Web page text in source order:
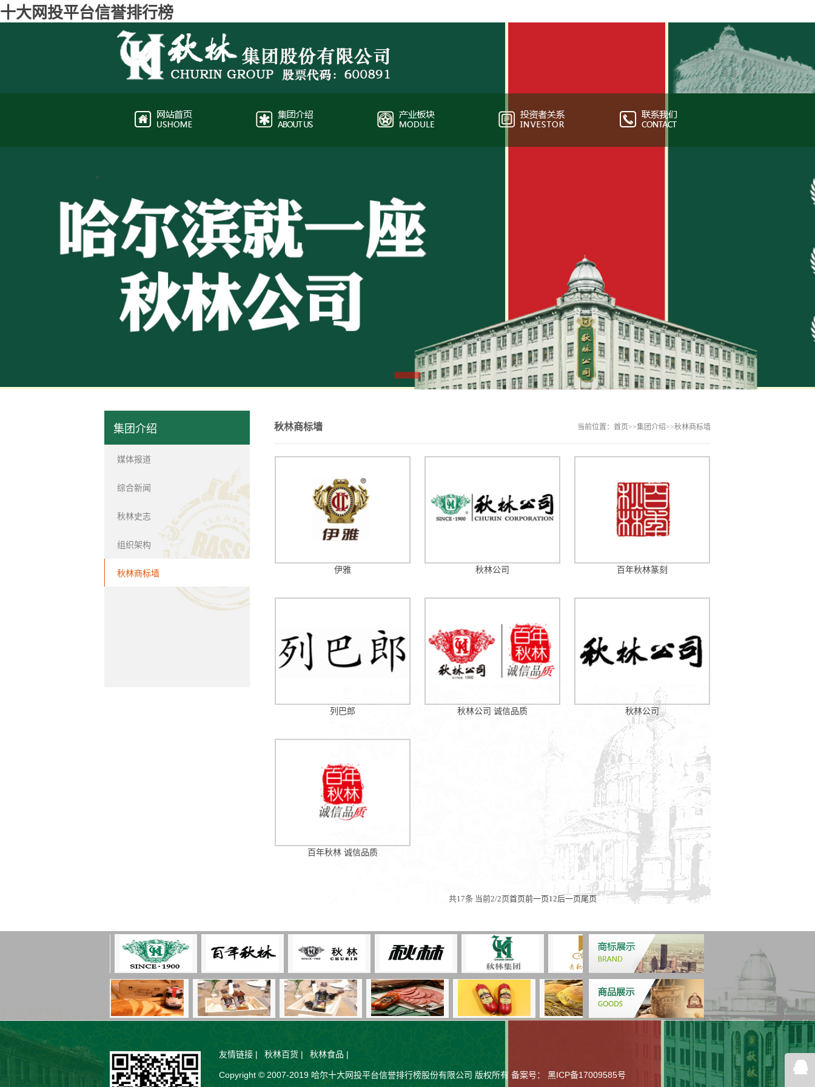
十大网投平台信誉排行榜
在
秋林集团，中国主板上市公司（上海），股票代码：600891。截止2016年12月31日，公司总资产50亿元，净资产30亿元，营业收
入63亿元，实现净利润2.05亿元。秋林集团目前业务板块：黄金生产加工及批发；历经百年的秋林商业运营及秋林食品的生产加工销
售。地处哈尔滨市城市最高点的秋林集团，历史悠久、
媒体报道 综合新闻 秋林史志 组织架构 秋林商标墙
百年商业
食品文化
哈尔滨秋林食品有限责任公司原名哈尔滨秋林
食品厂，1900年由俄国商人伊万?雅阔洛维
奇?秋林创建，于2007年初成功地完成···...
本公司董事会及全体董事保证本公告内容不存在任何虚假记
载、误导性陈述或者重大遗 漏，并对其内容的真实性、准确性和
完整性承担个别及连带责任。……
投资者咨询问答
当前位置： 首页>>集团介绍>>秋林商标墙
秋林商标墙
伊雅 秋林公司 百年秋林篆刻
列巴郎 秋林公司 诚信品质 秋林公司
百年秋林 诚信品质
共17条 当前2/2页首页前一页12后一页尾页
集团介绍
媒体报道
综合新闻
秋林史志
组织架构
秋林商标墙
友情链接 | 秋林百货 | 秋林食品 |
Copyright © 2007-2019 哈尔十大网投平台信誉排行榜股份有限公司 版权所有 备案号： 黑ICP备17009585号